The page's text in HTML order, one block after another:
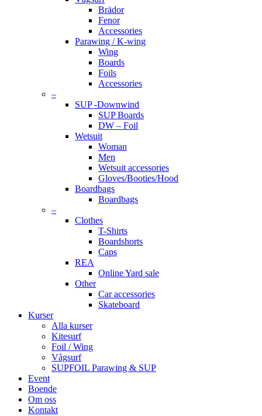
Brädor
Fenor
Accessories
Parawing / K-wing
Wing
Boards
Foils
Accessories
–
SUP -Downwind
SUP Boards
DW – Foil
Wetsuit
Woman
Men
Wetsuit accessories
Gloves/Booties/Hood
Boardbags
Boardbags
–
Clothes
T-Shirts
Boardshorts
Caps
REA
Online Yard sale
Other
Car accessories
Skateboard
Kurser
Alla kurser
Kitesurf
Foil / Wing
Vågsurf
SUPFOIL Parawing & SUP
Event
Boende
Om oss
Kontakt